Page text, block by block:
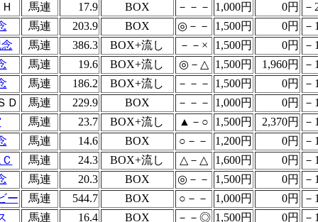
馬連 17.9 BOX －－－ 1,000円 0円
－
馬連 203.9 BOX ◎－－ 1,500円 0円
－
馬連 386.3 BOX+流し －－× 1,500円 0円
－
馬連 19.6 BOX+流し ◎－△ 1,500円 1,960円
－
馬連 186.2 BOX+流し －－－ 1,500円 0円
－
Ｄ
馬連 229.9 BOX －－－ 1,000円 0円
－
馬連 23.7 BOX+流し ▲－○ 1,500円 2,370円
－
馬連 14.6 BOX ○－－ 1,200円 0円
－
馬連 24.3 BOX+流し △－△ 1,600円 0円
－
馬連 20.3 BOX ◎－－ 1,500円 0円
－
ー
馬連 544.7 BOX ○－－ 1,000円 0円
－
馬連 16.4 BOX －－◎ 1,500円 0円
－